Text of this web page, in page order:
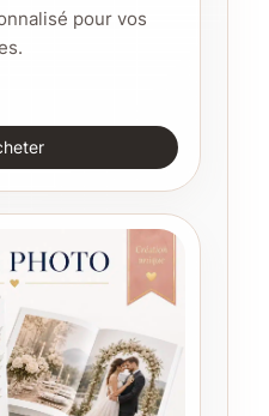
pour vos